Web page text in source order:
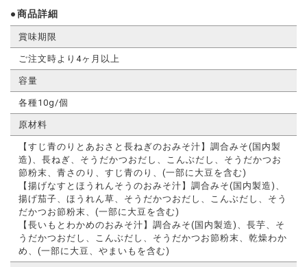
商品詳細
賞味期限
ご注文時より4ヶ月以上
容量
各種10g/個
原材料
【すじ青のりとあおさと長ねぎのおみそ汁】調合みそ(国内製
造)、長ねぎ、そうだかつおだし、こんぶだし、そうだかつお
節粉末、青さのり、すじ青のり、(一部に大豆を含む)
【揚げなすとほうれんそうのおみそ汁】調合みそ(国内製造)、
揚げ茄子、ほうれん草、そうだかつおだし、こんぶだし、そう
だかつお節粉末、(一部に大豆を含む)
【長いもとわかめのおみそ汁】調合みそ(国内製造)、長芋、そ
うだかつおだし、こんぶだし、そうだかつお節粉末、乾燥わか
め、(一部に大豆、やまいもを含む)